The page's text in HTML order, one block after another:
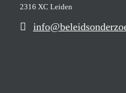
2316 XC Leiden